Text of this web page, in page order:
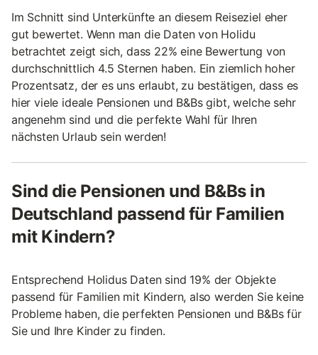
Im Schnitt sind Unterkünfte an diesem Reiseziel eher
gut bewertet. Wenn man die Daten von Holidu
betrachtet zeigt sich, dass 22% eine Bewertung von
durchschnittlich 4.5 Sternen haben. Ein ziemlich hoher
Prozentsatz, der es uns erlaubt, zu bestätigen, dass es
hier viele ideale Pensionen und B&Bs gibt, welche sehr
angenehm sind und die perfekte Wahl für Ihren
nächsten Urlaub sein werden!
Sind die Pensionen und B&Bs in
Deutschland passend für Familien
mit Kindern?
Entsprechend Holidus Daten sind 19% der Objekte
passend für Familien mit Kindern, also werden Sie keine
Probleme haben, die perfekten Pensionen und B&Bs für
Sie und Ihre Kinder zu finden.